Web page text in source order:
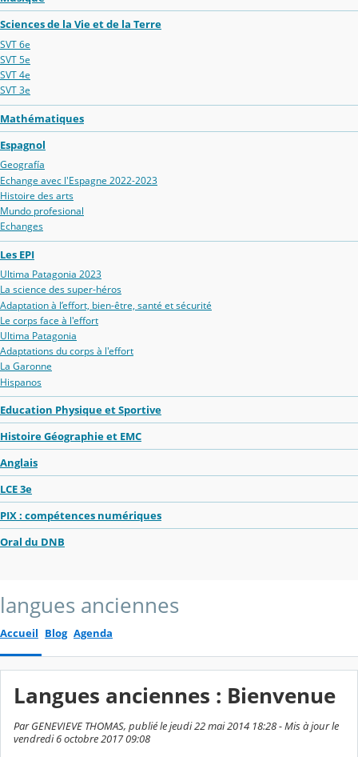
Sciences de la Vie et de la Terre
SVT 6e
SVT 5e
SVT 4e
SVT 3e
Mathématiques
Espagnol
Geografía
Echange avec l'Espagne 2022-2023
Histoire des arts
Mundo profesional
Echanges
Les EPI
Ultima Patagonia 2023
La science des super-héros
Adaptation à l’effort, bien-être, santé et sécurité
Le corps face à l'effort
Ultima Patagonia
Adaptations du corps à l'effort
La Garonne
Hispanos
Education Physique et Sportive
Histoire Géographie et EMC
Anglais
LCE 3e
PIX : compétences numériques
Oral du DNB
langues anciennes
Accueil Blog Agenda
Langues anciennes : Bienvenue
Par GENEVIEVE THOMAS, publié le jeudi 22 mai 2014 18:28 - Mis à jour le
vendredi 6 octobre 2017 09:08